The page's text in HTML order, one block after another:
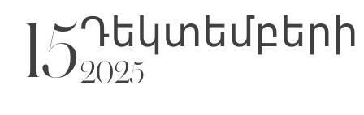
15Դեկտեմբերի
2025